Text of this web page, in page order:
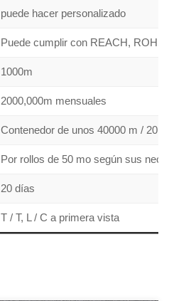
puede hacer personalizado
Puede cumplir con REACH,
1000m
2000,000m mensuales
Contenedor de unos 40000 m / 20 "
Por rollos de 50 mo según sus
20 días
T / T, L / C a primera vista